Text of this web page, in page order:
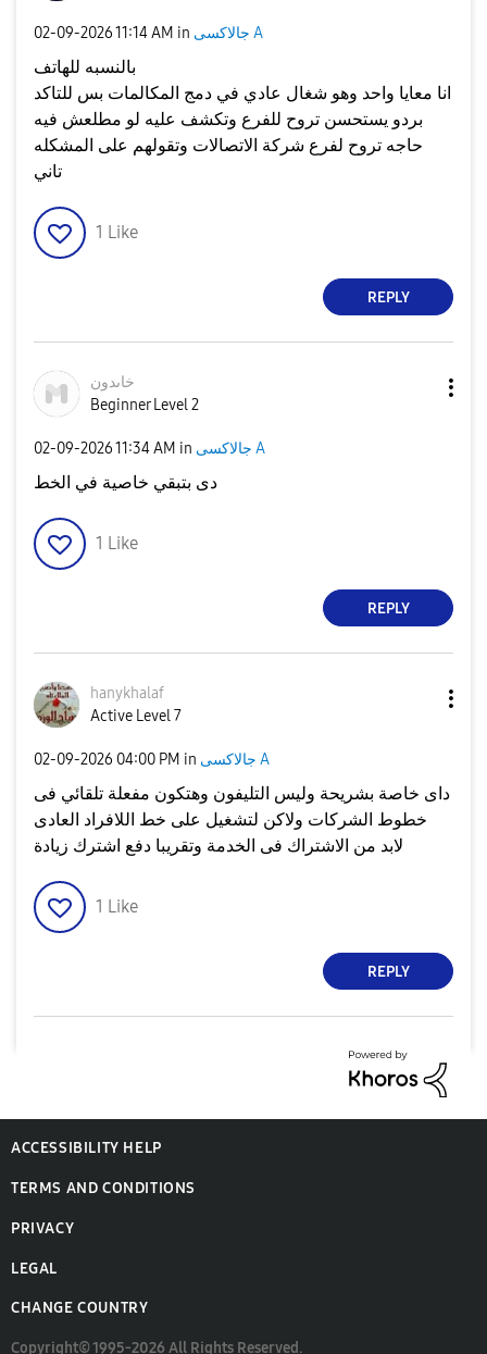
‎02-09-202611:14 AM in جالاكسى A
بالنسبه للهاتف
انا معايا واحد وهو شغال عادي في دمج المكالمات بس للتاكد
بردو يستحسن تروح للفرع وتكشف عليه لو مطلعش فيه
حاجه تروح لفرع شركة الاتصالات وتقولهم على المشكله
تاني
1 Like
REPLY
خاىدون
Beginner Level 2
‎02-09-202611:34 AM in جالاكسى A
دى بتبقي خاصية في الخط
1 Like
REPLY
hanykhalaf
Active Level 7
‎02-09-2026 04:00 PM in جالاكسى A
داى خاصة بشريحة وليس التليفون وهتكون مفعلة تلقائي فى
خطوط الشركات ولاكن لتشغيل على خط اللافراد العادى
لابد من الاشتراك فى الخدمة وتقريبا دفع اشترك زيادة
1 Like
REPLY
ACCESSIBILITY HELP
TERMS AND CONDITIONS
PRIVACY
LEGAL
CHANGE COUNTRY
Copyright© 1995-2026 All Rights Reserved.